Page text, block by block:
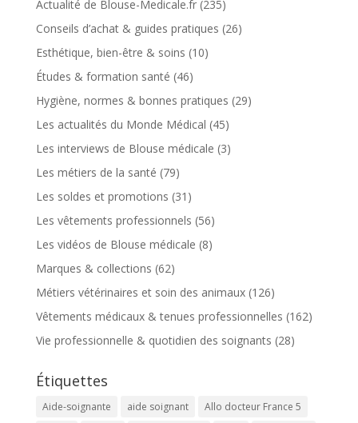
Actualité de Blouse-Medicale.fr(235)
Conseils d’achat & guides pratiques (26)
Esthétique, bien-être & soins (10)
Études & formation santé (46)
Hygiène, normes & bonnes pratiques (29)
Les actualités du Monde Médical (45)
Les interviews de Blouse médicale (3)
Les métiers de la santé (79)
Les soldes et promotions (31)
Les vêtements professionnels (56)
Les vidéos de Blouse médicale (8)
Marques & collections (62)
Métiers vétérinaires et soin des animaux(126)
Vêtements médicaux & tenues professionnelles (162)
Vie professionnelle & quotidien des soignants (28)
Étiquettes
Aide-soignante aide soignant
Allo docteur France 5